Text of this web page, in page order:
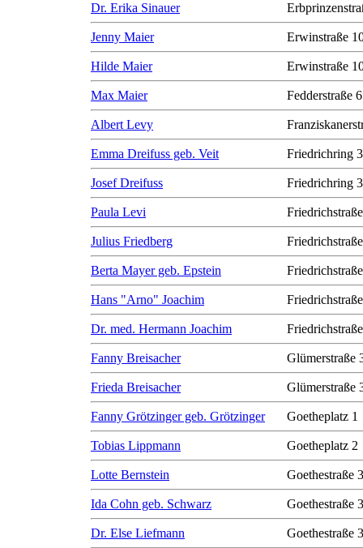
Dr. Erika Sinauer
Jenny Maier Erwinstraße
Hilde Maier Erwinstraße
Max Maier Fedderstraße 6
Albert Levy
Emma Dreifuss geb. Veit Friedrichring
Josef Dreifuss Friedrichring
Paula Levi
Julius Friedberg
Berta Mayer geb. Epstein
Hans "Arno" Joachim
Dr. med. Hermann Joachim
Fanny Breisacher Glümerstraße
Frieda Breisacher Glümerstraße
Fanny Grötzinger geb. Grötzinger Goetheplatz 1
Tobias Lippmann Goetheplatz 2
Lotte Bernstein Goethestraße 3
Ida Cohn geb. Schwarz Goethestraße 3
Dr. Else Liefmann Goethestraße